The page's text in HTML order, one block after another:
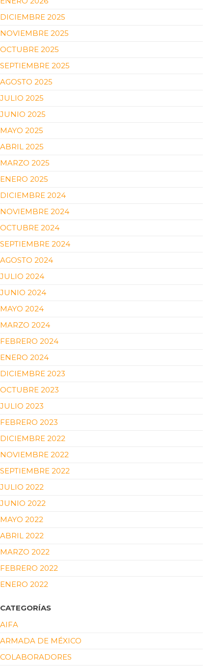
DICIEMBRE 2025
NOVIEMBRE 2025
OCTUBRE 2025
SEPTIEMBRE 2025
AGOSTO 2025
JULIO 2025
JUNIO 2025
MAYO 2025
ABRIL 2025
MARZO 2025
ENERO 2025
DICIEMBRE 2024
NOVIEMBRE 2024
OCTUBRE 2024
SEPTIEMBRE 2024
AGOSTO 2024
JULIO 2024
JUNIO 2024
MAYO 2024
MARZO 2024
FEBRERO 2024
ENERO 2024
DICIEMBRE 2023
OCTUBRE 2023
JULIO 2023
FEBRERO 2023
DICIEMBRE 2022
NOVIEMBRE 2022
SEPTIEMBRE 2022
JULIO 2022
JUNIO 2022
MAYO 2022
ABRIL 2022
MARZO 2022
FEBRERO 2022
ENERO 2022
CATEGORÍAS
AIFA
ARMADA DE MÉXICO
COLABORADORES